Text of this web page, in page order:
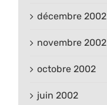
décembre 2002
novembre 2002
octobre 2002
juin 2002